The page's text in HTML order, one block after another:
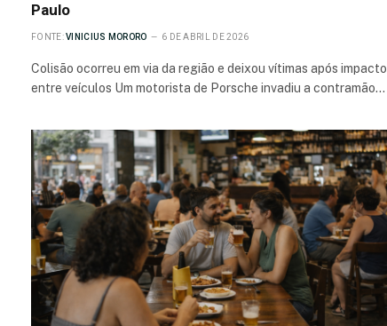
Paulo
FONTE: VINICIUS MORORO 6 DE ABRIL DE 2026
Colisão ocorreu em via da região e deixou vítimas após impacto
entre veículos Um motorista de Porsche invadiu a contramão…